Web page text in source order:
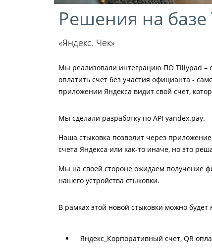
Решения на базе
«Яндекс. Чек»
Мы реализовали интеграцию ПО Tillypad – с
оплатить счет без участия официанта -
приложении Яндекса видит свой счет,
Мы cделали разработку по API yandex.pay.
Наша стыковка позволит через приложение
счета Яндекса или как-то иначе, но это
Мы на своей стороне ожидаем получение
нашего устройства стыковки.
В рамках этой новой стыковки можно
Яндекс_Корпоративный счет, QR